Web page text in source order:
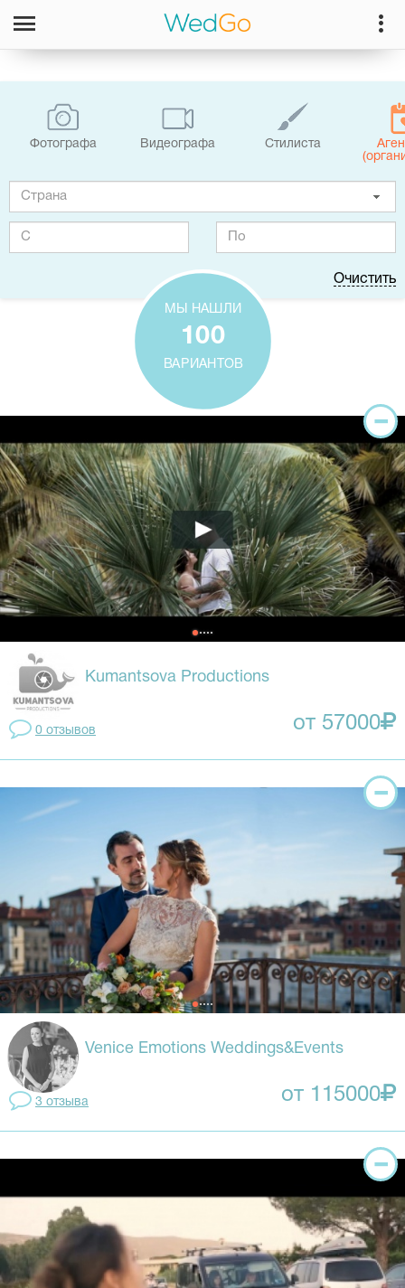
Фотографa Видеографa Стилиста
Очистить
МЫ НАШЛИ
100
ВАРИАНТОВ
Kumantsova Productions
0 отзывов от 57000
Venice Emotions Weddings&Events
3 отзывa от 115000